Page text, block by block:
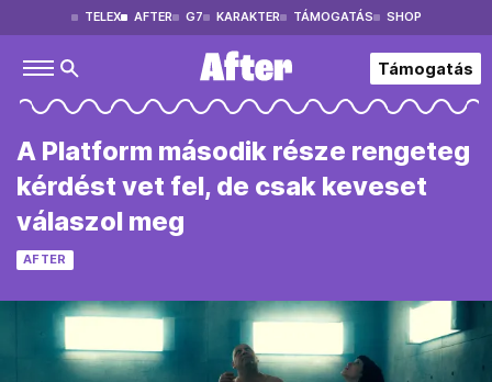
TELEX AFTER G7 KARAKTER TÁMOGATÁS SHOP
Támogatás
A Platform második része rengeteg
kérdést vet fel, de csak keveset
válaszol meg
AFTER